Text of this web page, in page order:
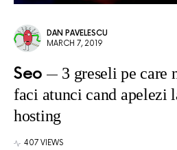
DAN PAVELESCU
MARCH 7, 2019
Seo
3 greseli pe care
faci atunci cand apelezi
hosting
407 VIEWS